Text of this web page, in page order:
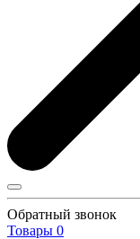
Обратный звонок
Товары 0